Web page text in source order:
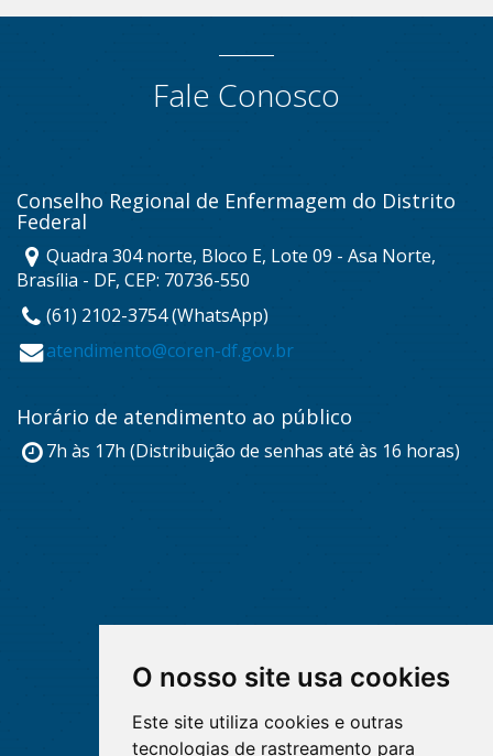
O nosso site usa cookies
Este site utiliza cookies e outras
tecnologias de rastreamento para
Fale Conosco
Conselho Regional de Enfermagem do Distrito
Federal
Quadra 304 norte, Bloco E, Lote 09 - Asa Norte,
Brasília - DF, CEP: 70736-550
(61) 2102-3754 (WhatsApp)
atendimento@coren-df.gov.br
Horário de atendimento ao público
7h às 17h (Distribuição de senhas até às 16 horas)